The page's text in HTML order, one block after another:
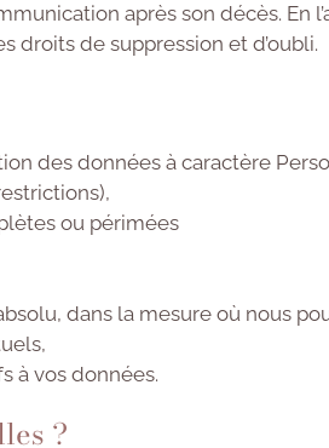
après son décès. En
droits de suppression et d’oubli.
des données à caractère
ou périmées
dans la mesure où nous
à vos données.
?